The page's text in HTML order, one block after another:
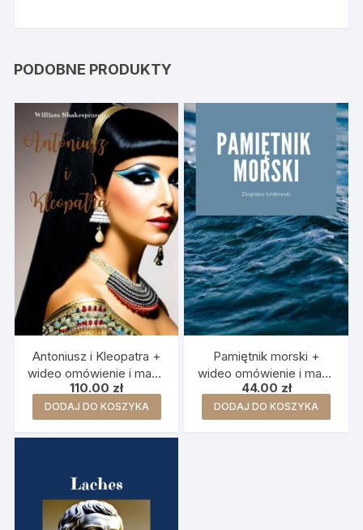
PODOBNE PRODUKTY
Antoniusz i Kleopatra +
wideo omówienie i mapa
myśli
110.00 zł
DODAJ DO KOSZYKA
Pamiętnik morski +
wideo omówienie i mapa
myśli
44.00 zł
DODAJ DO KOSZYKA